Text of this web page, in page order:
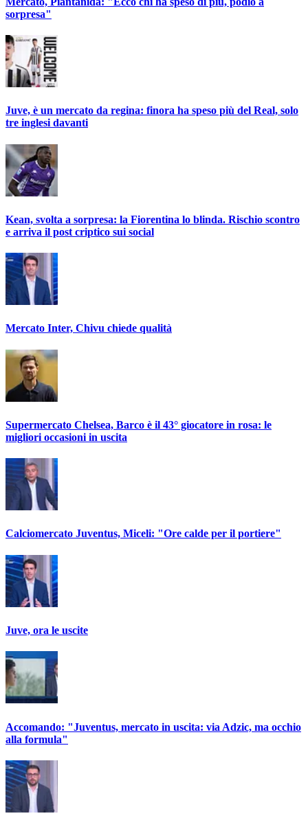
sorpresa"
Juve, è un mercato da regina: finora ha speso più del Real, solo
tre inglesi davanti
Kean, svolta a sorpresa: la Fiorentina lo blinda. Rischio scontro
e arriva il post criptico sui social
Mercato Inter, Chivu chiede qualità
Supermercato Chelsea, Barco è il 43° giocatore in rosa: le
migliori occasioni in uscita
Calciomercato Juventus, Miceli: "Ore calde per il portiere"
Juve, ora le uscite
Accomando: "Juventus, mercato in uscita: via Adzic, ma occhio
alla formula"